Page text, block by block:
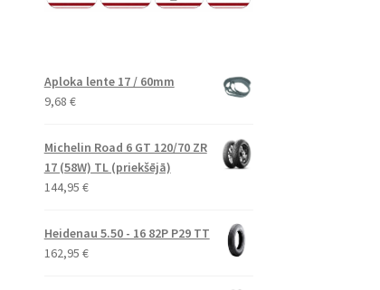
Aploka lente 17 / 60mm
9,68 €
Michelin Road 6 GT 120/70 ZR
17 (58W) TL (priekšējā)
144,95 €
Heidenau 5.50 - 16 82P P29 TT
162,95 €